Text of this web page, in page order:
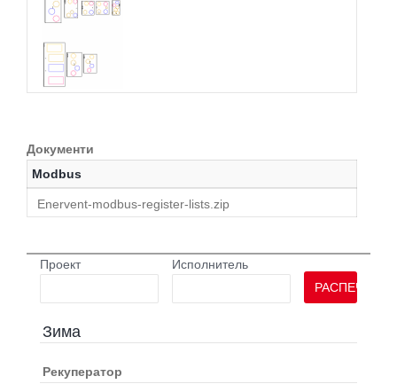
Документи
Modbus
Enervent-modbus-register-lists.zip
Проект
Исполнитель
Зима
Рекуператор